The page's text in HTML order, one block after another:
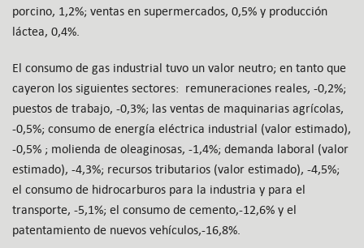
porcino, 1,2%; ventas en supermercados, 0,5% y producción
láctea, 0,4%.
El consumo de gas industrial tuvo un valor neutro; en tanto que
cayeron los siguientes sectores: remuneraciones reales, -0,2%;
puestos de trabajo, -0,3%; las ventas de maquinarias agrícolas,
-0,5%; consumo de energía eléctrica industrial (valor estimado),
-0,5% ; molienda de oleaginosas, -1,4%; demanda laboral (valor
estimado), -4,3%; recursos tributarios (valor estimado), -4,5%;
el consumo de hidrocarburos para la industria y para el
transporte, -5,1%; el consumo de cemento,-12,6% y el
patentamiento de nuevos vehículos,-16,8%.